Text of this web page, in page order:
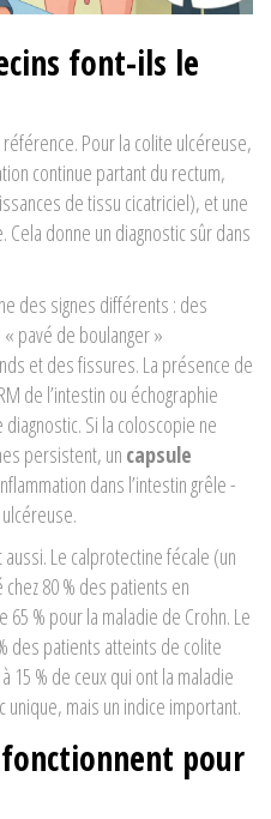
font-ils le
Pour la colite ulcéreuse,
continue partant du rectum,
de tissu cicatriciel), et une
donne un diagnostic sûr dans
des signes différents : des
pavé de boulanger »
et des fissures. La présence de
de l’intestin ou échographie
Si la coloscopie ne
persistent, un capsule
dans l’intestin grêle -
Le calprotectine fécale (un
80 % des patients en
% pour la maladie de Crohn. Le
des patients atteints de colite
15 % de ceux qui ont la maladie
unique, mais un indice important.
pour